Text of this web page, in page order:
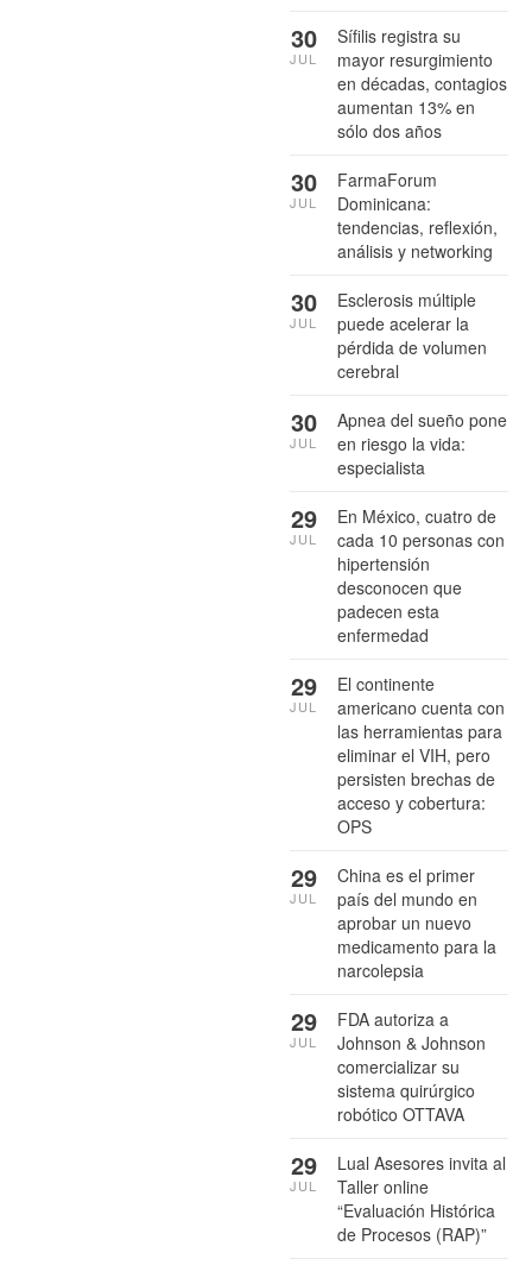
Sífilis registra su
mayor resurgimiento
en décadas, contagios
aumentan 13% en
sólo dos años
30
JUL
FarmaForum
Dominicana:
tendencias, reflexión,
análisis y networking
30
JUL
Esclerosis múltiple
puede acelerar la
pérdida de volumen
cerebral
30
JUL
Apnea del sueño pone
en riesgo la vida:
especialista
30
JUL
En México, cuatro de
cada 10 personas con
hipertensión
desconocen que
padecen esta
enfermedad
29
JUL
El continente
americano cuenta con
las herramientas para
eliminar el VIH, pero
persisten brechas de
acceso y cobertura:
OPS
29
JUL
China es el primer
país del mundo en
aprobar un nuevo
medicamento para la
narcolepsia
29
JUL
FDA autoriza a
Johnson & Johnson
comercializar su
sistema quirúrgico
robótico OTTAVA
29
JUL
Lual Asesores invita al
Taller online
“Evaluación Histórica
de Procesos (RAP)”
29
JUL